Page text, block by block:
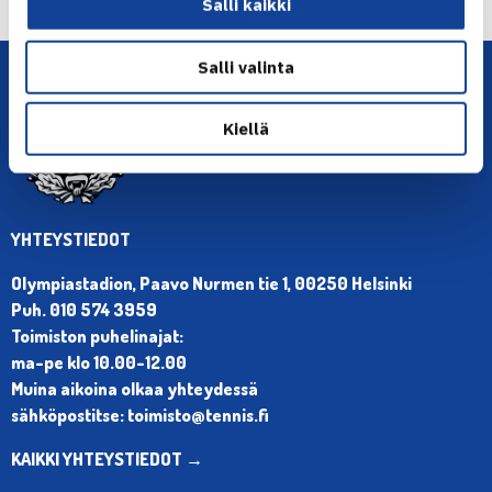
Salli kaikki
Salli valinta
Kiellä
YHTEYSTIEDOT
Olympiastadion, Paavo Nurmen tie 1, 00250 Helsinki
Puh. 010 574 3959
Toimiston puhelinajat:
ma-pe klo 10.00-12.00
Muina aikoina olkaa yhteydessä
sähköpostitse: toimisto@tennis.fi
KAIKKI YHTEYSTIEDOT →